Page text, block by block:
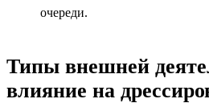
очереди.
Типы внешней
влияние на